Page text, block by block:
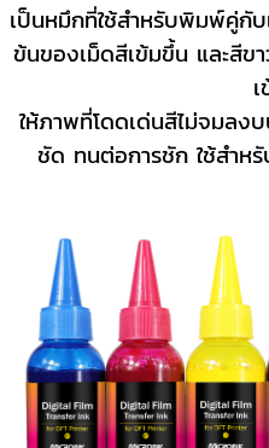
เป็นหมึกที่ใช้สําหรับพิมพ์คู่กั
ข้นของเม็ดสีเข้มขึ้น และสี
ให้ภาพที่โดดเด่นสีไม่จมลง
ชัด ทนต่อการชัก ใช้สําห